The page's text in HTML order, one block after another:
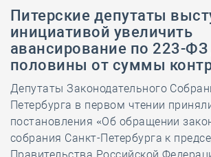
Питерские депутаты
инициативой увеличить
авансирование по 223-ФЗ
половины от суммы
Депутаты Законодательного
Петербурга в первом чтении
постановления «Об обращении
собрания Санкт-Петербурга к